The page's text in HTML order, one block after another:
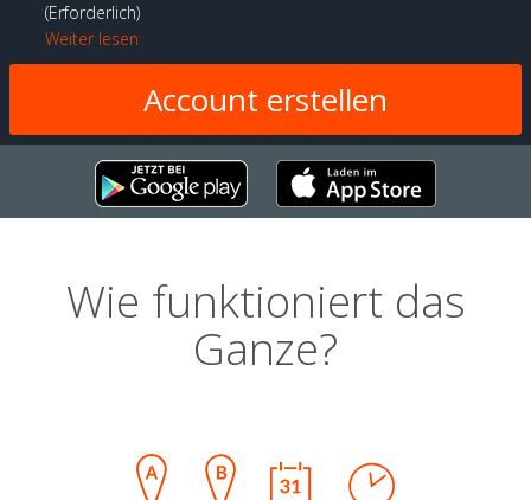
Erforderlich
Weiter lesen
Wie funktioniert das
Ganze?